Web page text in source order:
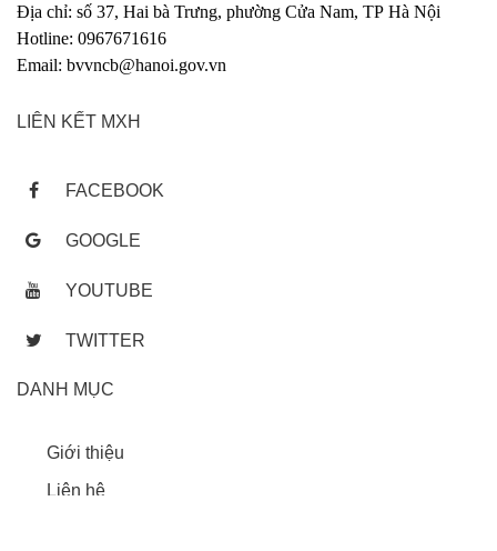
Địa chỉ: số 37, Hai bà Trưng, phường Cửa Nam, TP Hà Nội
Hotline: 0967671616
Email: bvvncb@hanoi.gov.vn
LIÊN KẾT MXH
FACEBOOK
GOOGLE
YOUTUBE
TWITTER
DANH MỤC
Giới thiệu
Liên hệ